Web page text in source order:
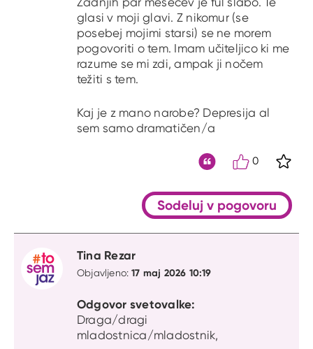
glasi v moji glavi. Z nikomur (se
posebej mojimi starsi) se ne morem
pogovoriti o tem. Imam učiteljico ki me
razume se mi zdi, ampak ji nočem
težiti s tem.
Kaj je z mano narobe? Depresija al
sem samo dramatičen/a
0
Sodeluj v pogovoru
Tina Rezar
Objavljeno:17 maj 2026 10:19
Odgovor svetovalke:
Draga/dragi
mladostnica/mladostnik,